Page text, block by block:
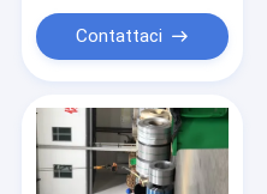
Contattaci